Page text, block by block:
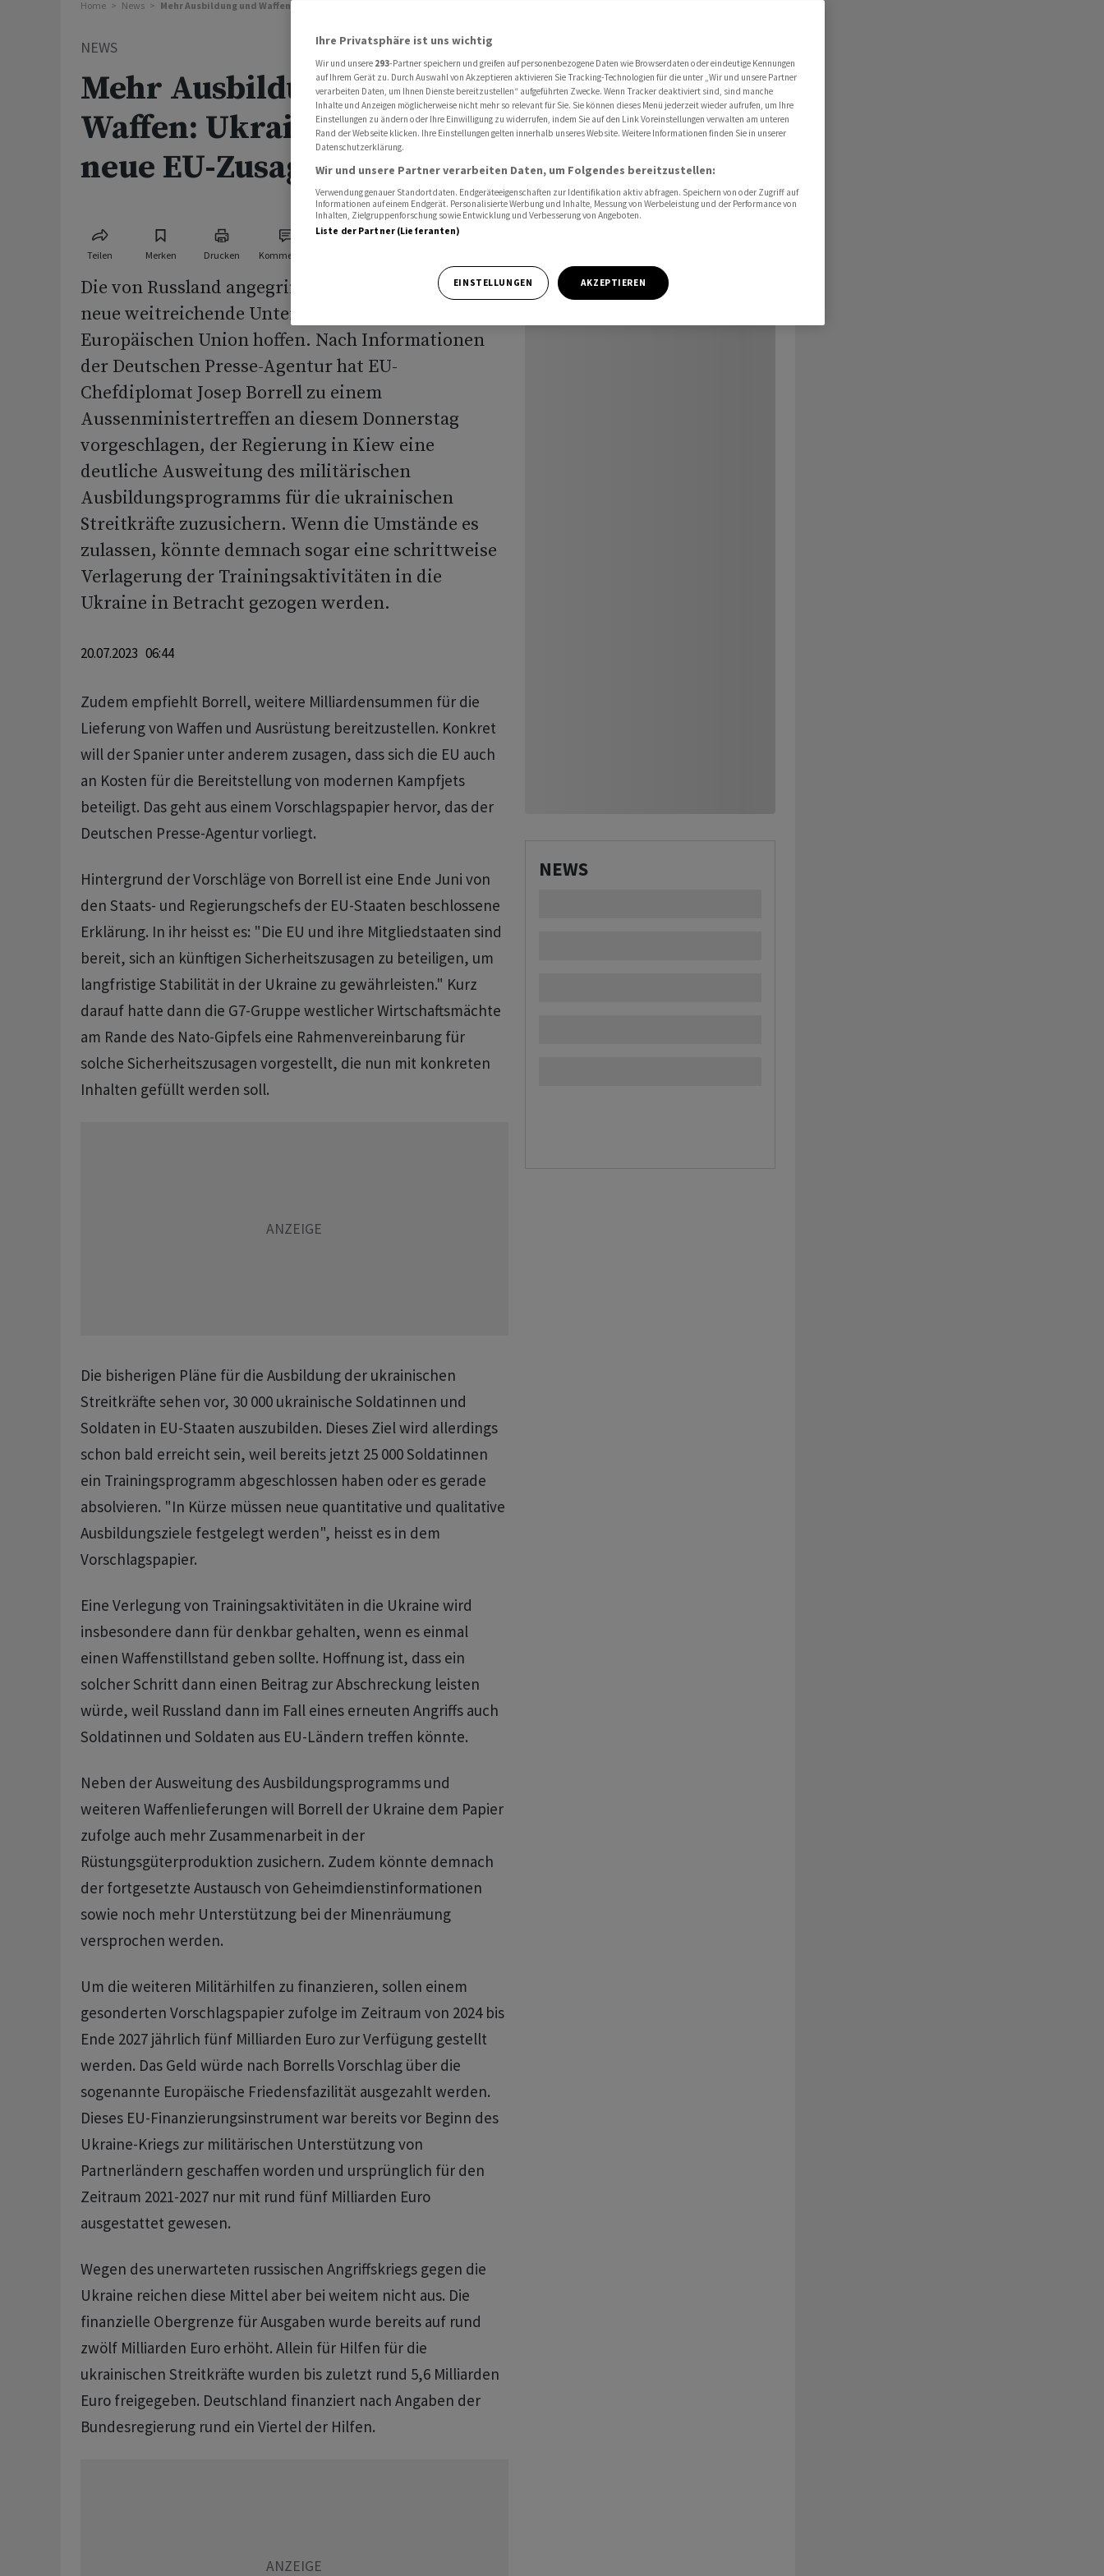
Home News Mehr Ausbildung und Waffen: Ukraine kann auf neue EU-Zusagen hoffen
NEWS
Mehr Ausbildung und
Waffen: Ukraine kann auf
neue EU-Zusagen hoffen
Teilen Merken Drucken Kommentare
Die von Russland angegriffene Ukraine kann auf
neue weitreichende Unterstützungszusagen der
Europäischen Union hoffen. Nach Informationen
der Deutschen Presse-Agentur hat EU-
Chefdiplomat Josep Borrell zu einem
Aussenministertreffen an diesem Donnerstag
vorgeschlagen, der Regierung in Kiew eine
deutliche Ausweitung des militärischen
Ausbildungsprogramms für die ukrainischen
Streitkräfte zuzusichern. Wenn die Umstände es
zulassen, könnte demnach sogar eine schrittweise
Verlagerung der Trainingsaktivitäten in die
Ukraine in Betracht gezogen werden.
20.07.2023 06:44
Zudem empfiehlt Borrell, weitere Milliardensummen für die
Lieferung von Waffen und Ausrüstung bereitzustellen. Konkret
will der Spanier unter anderem zusagen, dass sich die EU auch
an Kosten für die Bereitstellung von modernen Kampfjets
beteiligt. Das geht aus einem Vorschlagspapier hervor, das der
Deutschen Presse-Agentur vorliegt.
Hintergrund der Vorschläge von Borrell ist eine Ende Juni von
den Staats- und Regierungschefs der EU-Staaten beschlossene
Erklärung. In ihr heisst es: "Die EU und ihre Mitgliedstaaten sind
bereit, sich an künftigen Sicherheitszusagen zu beteiligen, um
langfristige Stabilität in der Ukraine zu gewährleisten." Kurz
darauf hatte dann die G7-Gruppe westlicher Wirtschaftsmächte
am Rande des Nato-Gipfels eine Rahmenvereinbarung für
solche Sicherheitszusagen vorgestellt, die nun mit konkreten
Inhalten gefüllt werden soll.
Die bisherigen Pläne für die Ausbildung der ukrainischen
Streitkräfte sehen vor, 30 000 ukrainische Soldatinnen und
Soldaten in EU-Staaten auszubilden. Dieses Ziel wird allerdings
schon bald erreicht sein, weil bereits jetzt 25 000 Soldatinnen
ein Trainingsprogramm abgeschlossen haben oder es gerade
absolvieren. "In Kürze müssen neue quantitative und qualitative
Ausbildungsziele festgelegt werden", heisst es in dem
Vorschlagspapier.
Eine Verlegung von Trainingsaktivitäten in die Ukraine wird
insbesondere dann für denkbar gehalten, wenn es einmal
einen Waffenstillstand geben sollte. Hoffnung ist, dass ein
solcher Schritt dann einen Beitrag zur Abschreckung leisten
würde, weil Russland dann im Fall eines erneuten Angriffs auch
Soldatinnen und Soldaten aus EU-Ländern treffen könnte.
Neben der Ausweitung des Ausbildungsprogramms und
weiteren Waffenlieferungen will Borrell der Ukraine dem Papier
zufolge auch mehr Zusammenarbeit in der
Rüstungsgüterproduktion zusichern. Zudem könnte demnach
der fortgesetzte Austausch von Geheimdienstinformationen
sowie noch mehr Unterstützung bei der Minenräumung
versprochen werden.
Um die weiteren Militärhilfen zu finanzieren, sollen einem
gesonderten Vorschlagspapier zufolge im Zeitraum von 2024 bis
Ende 2027 jährlich fünf Milliarden Euro zur Verfügung gestellt
werden. Das Geld würde nach Borrells Vorschlag über die
sogenannte Europäische Friedensfazilität ausgezahlt werden.
Dieses EU-Finanzierungsinstrument war bereits vor Beginn des
Ukraine-Kriegs zur militärischen Unterstützung von
Partnerländern geschaffen worden und ursprünglich für den
Zeitraum 2021-2027 nur mit rund fünf Milliarden Euro
ausgestattet gewesen.
Wegen des unerwarteten russischen Angriffskriegs gegen die
Ukraine reichen diese Mittel aber bei weitem nicht aus. Die
finanzielle Obergrenze für Ausgaben wurde bereits auf rund
zwölf Milliarden Euro erhöht. Allein für Hilfen für die
ukrainischen Streitkräfte wurden bis zuletzt rund 5,6 Milliarden
Euro freigegeben. Deutschland finanziert nach Angaben der
Bundesregierung rund ein Viertel der Hilfen.
NEWS
Ihre Privatsphäre ist uns wichtig
Wir und unsere 293-Partner speichern und greifen auf personenbezogene Daten wie Browserdaten oder eindeutige Kennungen
auf Ihrem Gerät zu. Durch Auswahl von Akzeptieren aktivieren Sie Tracking-Technologien für die unter „Wir und unsere Partner
verarbeiten Daten, um Ihnen Dienste bereitzustellen“ aufgeführten Zwecke. Wenn Tracker deaktiviert sind, sind manche
Inhalte und Anzeigen möglicherweise nicht mehr so relevant für Sie. Sie können dieses Menü jederzeit wieder aufrufen, um Ihre
Einstellungen zu ändern oder Ihre Einwilligung zu widerrufen, indem Sie auf den Link Voreinstellungen verwalten am unteren
Rand der Webseite klicken. Ihre Einstellungen gelten innerhalb unseres Website. Weitere Informationen finden Sie in unserer
Datenschutzerklärung.
Wir und unsere Partner verarbeiten Daten, um Folgendes bereitzustellen:
Verwendung genauer Standortdaten. Endgeräteeigenschaften zur Identifikation aktiv abfragen. Speichern von oder Zugriff auf
Informationen auf einem Endgerät. Personalisierte Werbung und Inhalte, Messung von Werbeleistung und der Performance von
Inhalten, Zielgruppenforschung sowie Entwicklung und Verbesserung von Angeboten.
Liste der Partner (Lieferanten)
EINSTELLUNGEN AKZEPTIEREN